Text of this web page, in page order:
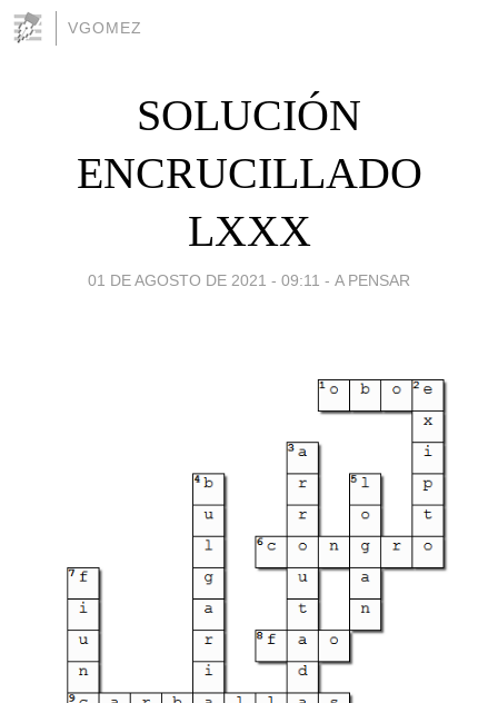
VGOMEZ
SOLUCIÓN
ENCRUCILLADO
LXXX
01 DE AGOSTO DE 2021 - 09:11 - A PENSAR